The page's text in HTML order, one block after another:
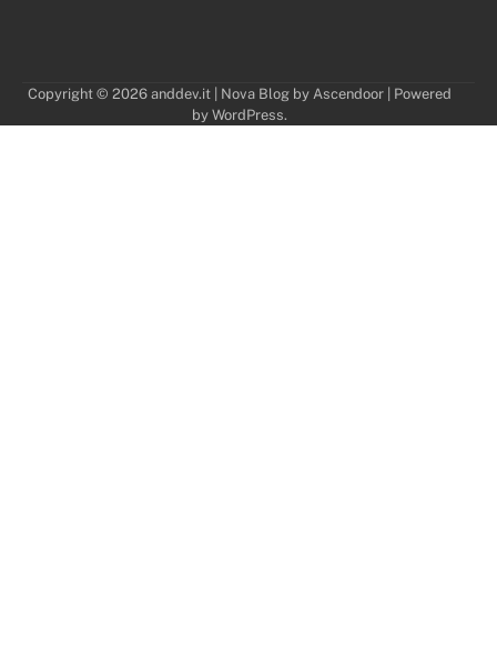
Copyright © 2026 anddev.it | Nova Blog by Ascendoor | Powered
by WordPress.